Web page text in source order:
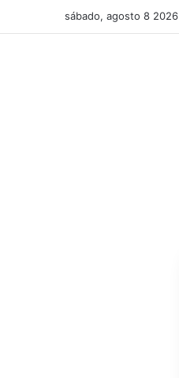
sábado, agosto 8 2026